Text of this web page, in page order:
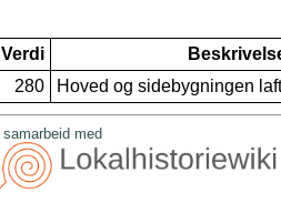
Verdi
280 Hoved og sidebygningen
I samarbeid med